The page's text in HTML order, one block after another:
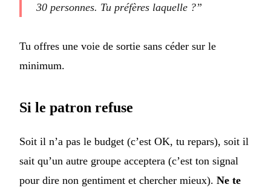
30 personnes. Tu préfères laquelle ?”
Tu offres une voie de sortie sans céder sur le
minimum.
Si le patron refuse
Soit il n’a pas le budget (c’est OK, tu repars), soit il
sait qu’un autre groupe acceptera (c’est ton signal
pour dire non gentiment et chercher mieux). Ne te